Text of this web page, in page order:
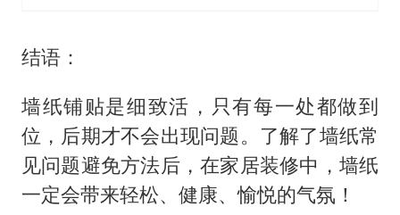
结语：
墙纸铺贴是细致活，只有每一处都做到
位，后期才不会出现问题。了解了墙纸常
见问题避免方法后，在家居装修中，墙纸
一定会带来轻松、健康、愉悦的气氛！